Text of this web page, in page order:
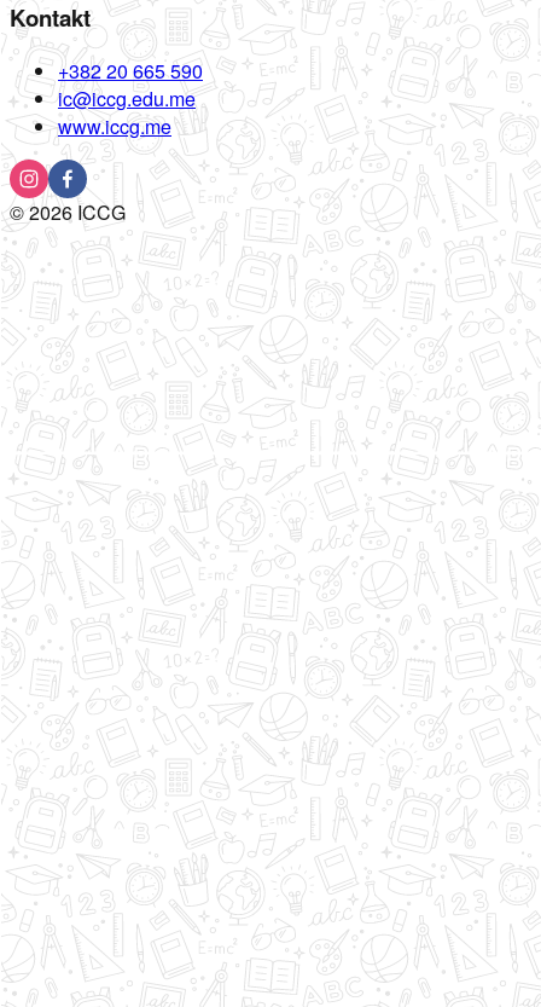
Kontakt
+382 20 665 590
ic@iccg.edu.me
www.iccg.me
©2026 ICCG